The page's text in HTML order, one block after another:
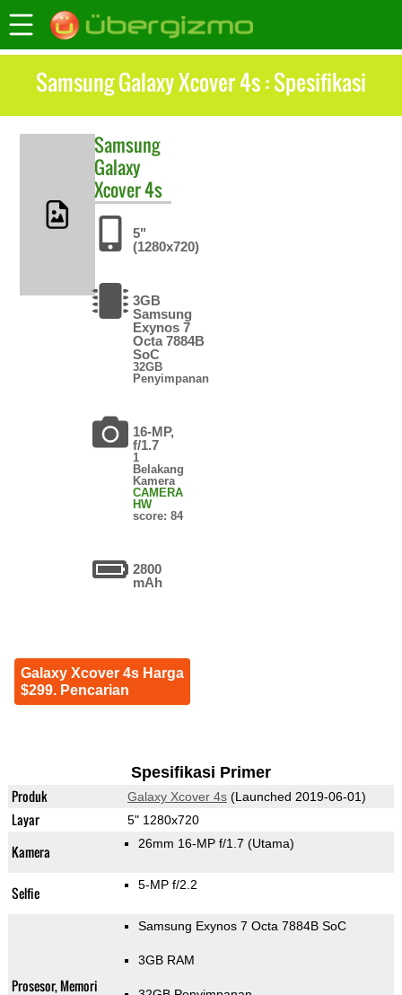
Samsung Galaxy Xcover 4s : Spesifikasi
Samsung
Galaxy
Xcover 4s
5"
(1280x720)
3GB
Samsung
Exynos 7
Octa 7884B
SoC
32GB
Penyimpanan
16-MP,
f/1.7
1
Belakang
Kamera
CAMERA
HW
score: 84
2800
mAh
Galaxy Xcover 4s Harga
$299. Pencarian
Spesifikasi Primer
Produk Galaxy Xcover 4s(Launched 2019-06-01)
Layar 5" 1280x720
Kamera 26mm 16-MP f/1.7 (Utama)
Selfie 5-MP f/2.2
Prosesor, Memori
Samsung Exynos 7 Octa 7884B SoC
3GB RAM